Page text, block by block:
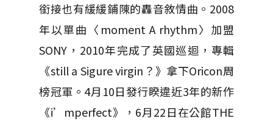
銜接也有緩緩鋪陳的轟音敘情曲。2008
年以單曲〈moment A rhythm〉加盟
SONY，2010年完成了英國巡迴，專輯
《still a Sigure virgin？》拿下Oricon周
榜冠軍。4月10日發行睽違近3年的新作
《i’mperfect》，6月22日在公館THE